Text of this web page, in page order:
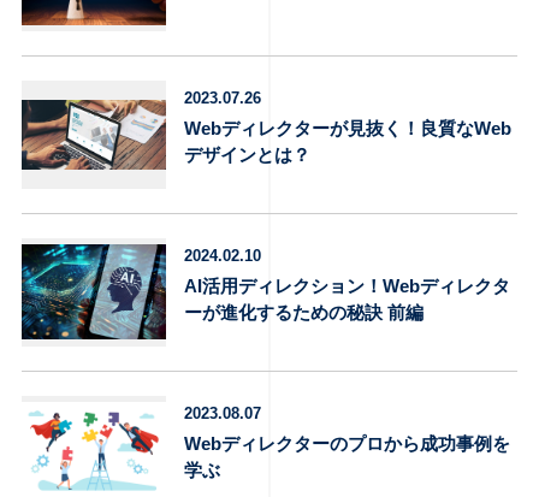
2023.07.26
Webディレクターが見抜く！良質なWeb
デザインとは？
2024.02.10
AI活用ディレクション！Webディレクタ
ーが進化するための秘訣 前編
2023.08.07
Webディレクターのプロから成功事例を
学ぶ